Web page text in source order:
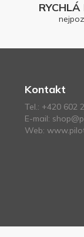
RYCHLÁ
Kontakt
Tel.: +420 602
E-mail:
Web: